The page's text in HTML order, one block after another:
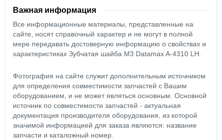
Важная информация
Все информационные материалы, представленные на
сайте, носят справочный характер и не могут в полной
мере передавать достоверную информацию о свойствах и
характеристиках Зубчатая шайба М3 Datamax A-4310 LH.
Фотография на сайте служит дополнительным источником
для определения совместимости запчастей с Вашим
оборудованием, и не может являться основным. Основной
источник по совместимости запчастей - актуальная
документация производителя оборудования, из которой
значимой информацией для заказа являются: название
запчасти и каталожный номер.